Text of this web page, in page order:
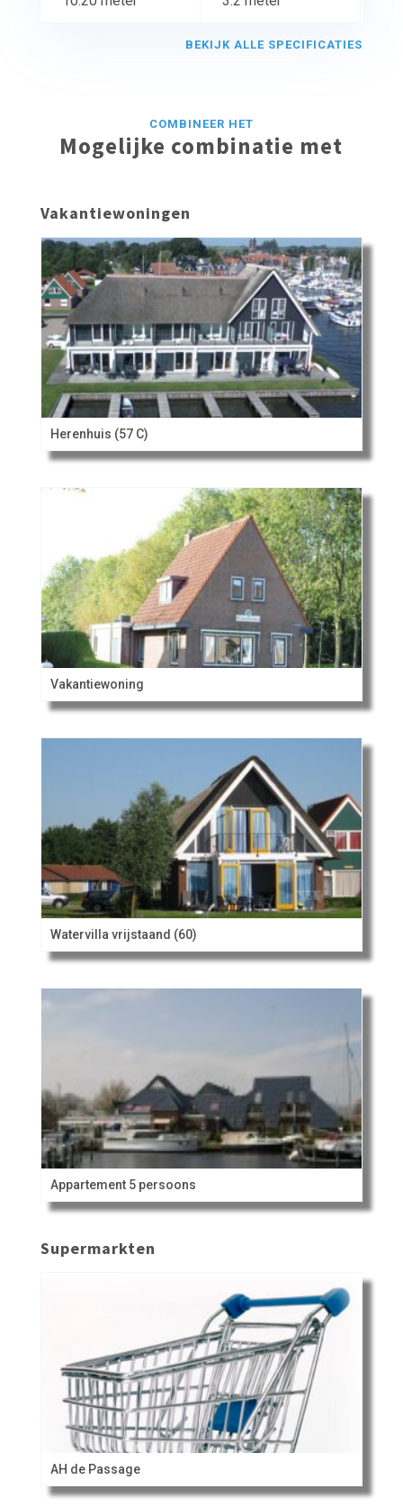
BEKIJK ALLE SPECIFICATIES
COMBINEER HET
Mogelijke combinatie met
Vakantiewoningen
Herenhuis (57 C)
Vakantiewoning
Watervilla vrijstaand (60)
Appartement 5 persoons
Supermarkten
AH de Passage